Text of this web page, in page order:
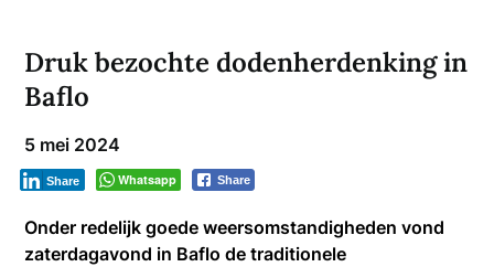
Druk bezochte dodenherdenking in
Baflo
5 mei 2024
Whatsapp Share
Share
Onder redelijk goede weersomstandigheden vond
zaterdagavond in Baflo de traditionele